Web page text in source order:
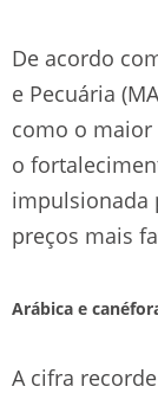
De acordo
e Pecuária
como o
o
impulsionada
preços mais
Arábica e
A cifra